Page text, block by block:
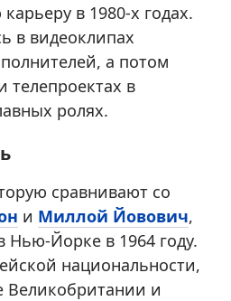
в 1980-х годах.
в видеоклипах
а потом
телепроектах в
ролях.
сравнивают со
и Миллой Йовович,
Нью-Йорке в 1964 году.
национальности,
и